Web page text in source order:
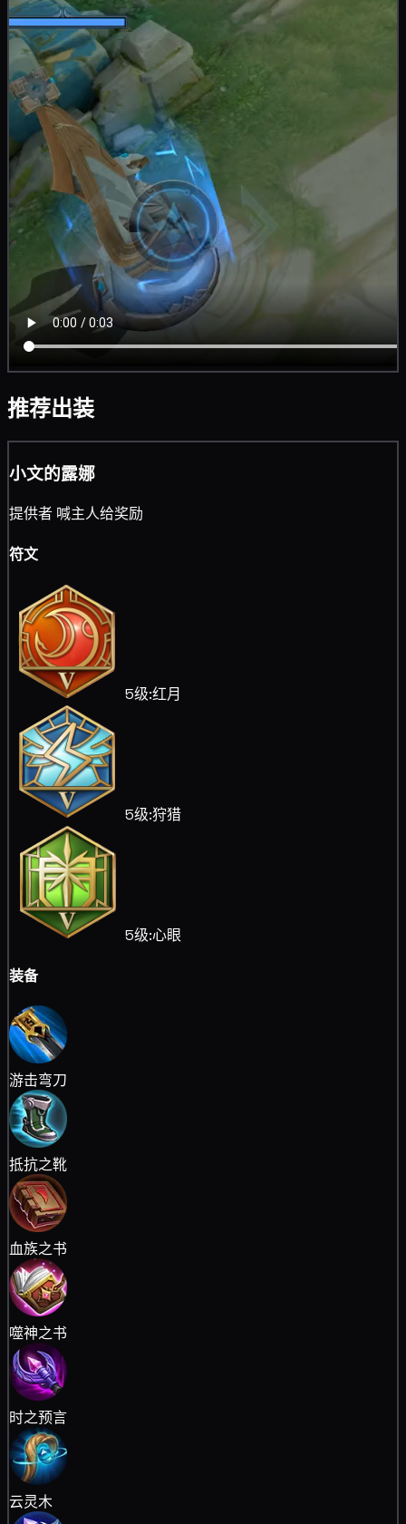
推荐出装
小文的露娜
提供者 喊主人给奖励
符文
5级:红月
5级:狩猎
5级:心眼
装备
游击弯刀
抵抗之靴
血族之书
噬神之书
时之预言
云灵木